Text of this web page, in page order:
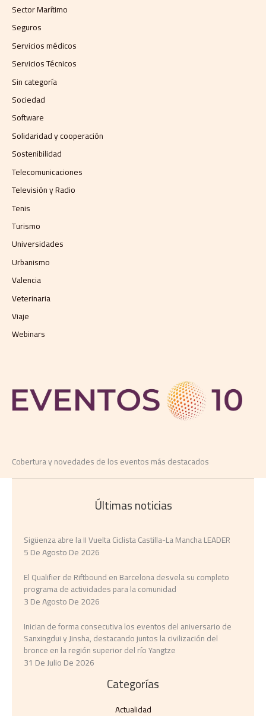
Sector Marítimo
Seguros
Servicios médicos
Servicios Técnicos
Sin categoría
Sociedad
Software
Solidaridad y cooperación
Sostenibilidad
Telecomunicaciones
Televisión y Radio
Tenis
Turismo
Universidades
Urbanismo
Valencia
Veterinaria
Viaje
Webinars
Cobertura y novedades de los eventos más destacados
Últimas noticias
Sigüenza abre la II Vuelta Ciclista Castilla-La Mancha LEADER
5 De Agosto De 2026
El Qualifier de Riftbound en Barcelona desvela su completo
programa de actividades para la comunidad
3 De Agosto De 2026
Inician de forma consecutiva los eventos del aniversario de
Sanxingdui y Jinsha, destacando juntos la civilización del
bronce en la región superior del río Yangtze
31 De Julio De 2026
Categorías
Actualidad